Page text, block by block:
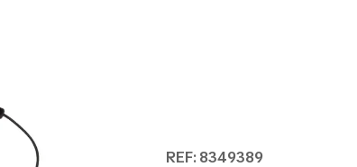
REF: 8349389